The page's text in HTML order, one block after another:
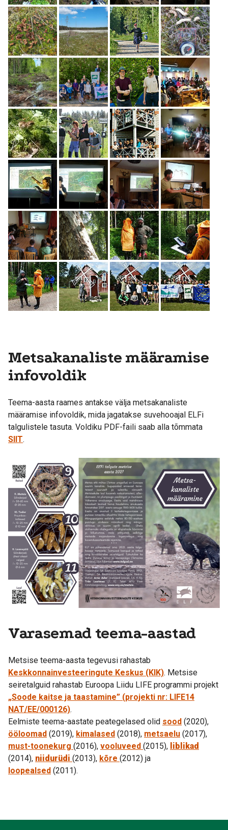
Metsakanaliste määramise
infovoldik
Teema-aasta raames antakse välja metsakanaliste
määramise infovoldik, mida jagatakse suvehooajal ELFi
talgulistele tasuta. Voldiku PDF-faili saab alla tõmmata
SIIT.
Varasemad teema-aastad
Metsise teema-aasta tegevusi rahastab
Keskkonnainvesteeringute Keskus (KIK). Metsise
seiretalguid rahastab Euroopa Liidu LIFE programmi projekt
„Soode kaitse ja taastamine” (projekti nr: LIFE14
NAT/EE/000126).
Eelmiste teema-aastate peategelased olid sood (2020),
ööloomad (2019), kimalased (2018), metsaelu (2017),
must-toonekurg (2016), vooluveed (2015), liblikad
(2014), niidurüdi (2013), kõre (2012) ja
loopealsed (2011).